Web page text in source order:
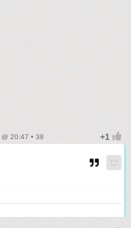
20:47 • 38